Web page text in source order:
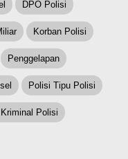
DPO Polisi
Korban Polisi
Penggelapan
Polisi Tipu Polisi
Polisi